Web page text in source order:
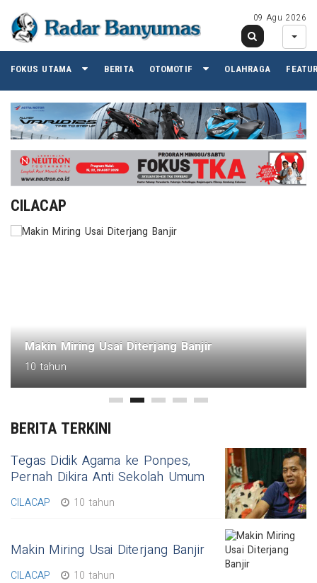
09 Agu 2026
FOKUS UTAMA BERITA OTOMOTIF OLAHRAGA
CILACAP
Makin Miring Usai Diterjang Banjir
10 tahun
BERITA TERKINI
Tegas Didik Agama ke Ponpes,
Pernah Dikira Anti Sekolah Umum
CILACAP 10 tahun
Makin Miring Usai Diterjang Banjir
CILACAP 10 tahun